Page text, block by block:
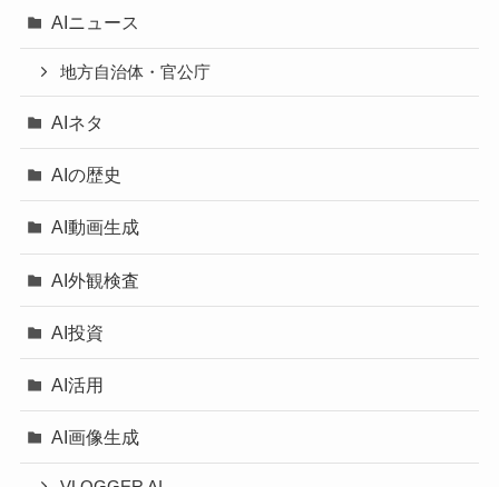
AIニュース
地方自治体・官公庁
AIネタ
AIの歴史
AI動画生成
AI外観検査
AI投資
AI活用
AI画像生成